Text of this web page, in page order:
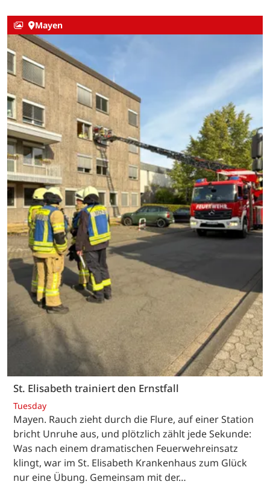
Mayen
St. Elisabeth trainiert den Ernstfall
Tuesday
Mayen. Rauch zieht durch die Flure, auf einer Station
bricht Unruhe aus, und plötzlich zählt jede Sekunde:
Was nach einem dramatischen Feuerwehreinsatz
klingt, war im St. Elisabeth Krankenhaus zum Glück
nur eine Übung. Gemeinsam mit der…